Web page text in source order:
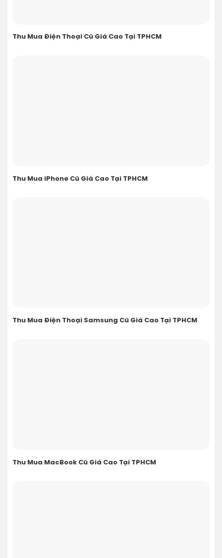
Thu Mua Điện Thoại Cũ Giá Cao Tại TPHCM
Thu Mua iPhone Cũ Giá Cao Tại TPHCM
Thu Mua Điện Thoại Samsung Cũ Giá Cao Tại TPHCM
Thu Mua MacBook Cũ Giá Cao Tại TPHCM